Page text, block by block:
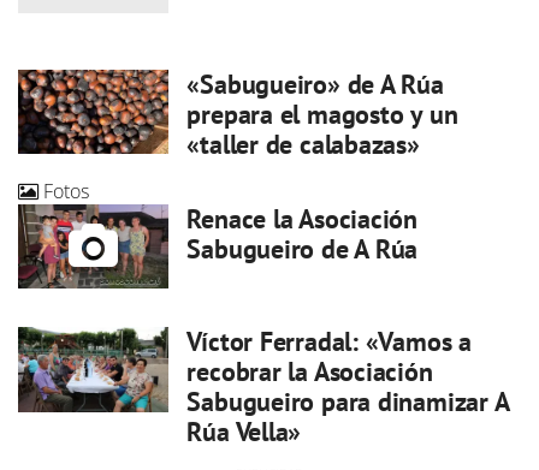
«Sabugueiro» de A Rúa
prepara el magosto y un
«taller de calabazas»
Fotos
Renace la Asociación
Sabugueiro de A Rúa
Víctor Ferradal: «Vamos a
recobrar la Asociación
Sabugueiro para dinamizar A
Rúa Vella»